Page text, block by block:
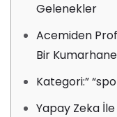
Gelenekler
Acemiden
Bir
Kategori:”
Yapay Zeka